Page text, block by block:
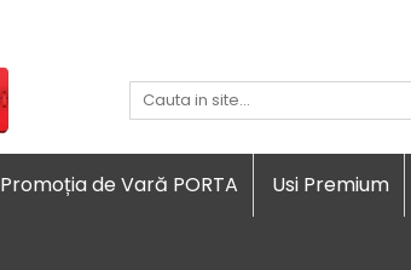
Promoția de Vară PORTA Usi Premium